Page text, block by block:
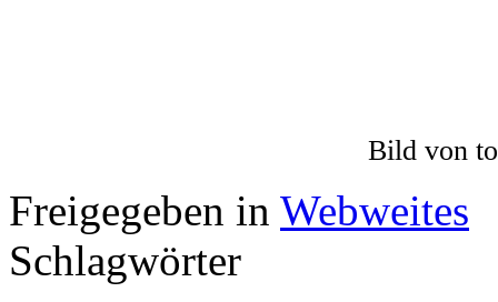
Bild von
Freigegeben in Webweites
Schlagwörter